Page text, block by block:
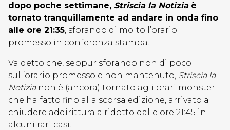
dopo poche settimane, Striscia la Notizia è
tornato tranquillamente ad andare in onda fino
alle ore 21:35, sforando di molto l’orario
promesso in conferenza stampa.
Va detto che, seppur sforando non di poco
sull’orario promesso e non mantenuto, Striscia la
Notizianon è (ancora) tornato agli orari monster
che ha fatto fino alla scorsa edizione, arrivato a
chiudere addirittura a ridotto dalle ore 21:45 in
alcuni rari casi.